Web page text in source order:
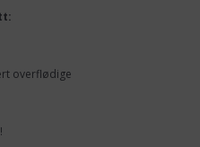
overflødige